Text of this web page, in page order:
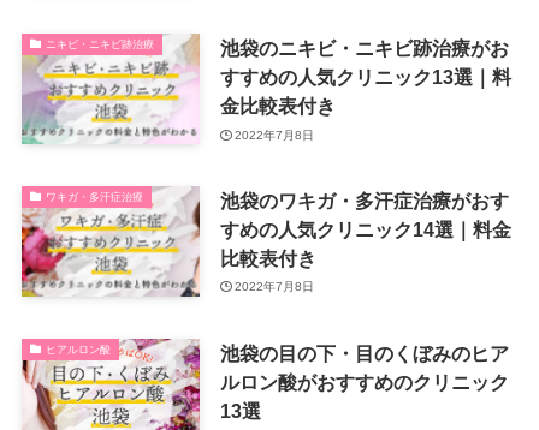
ニキビ・ニキビ跡治療
池袋のニキビ・ニキビ跡治療がお
すすめの人気クリニック13選｜料
金比較表付き
2022年7月8日
ワキガ・多汗症治療
池袋のワキガ・多汗症治療がおす
すめの人気クリニック14選｜料金
比較表付き
2022年7月8日
ヒアルロン酸
池袋の目の下・目のくぼみのヒア
ルロン酸がおすすめのクリニック
13選